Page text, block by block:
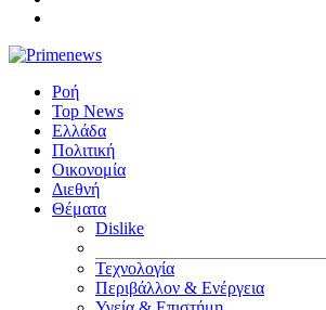
Ροή
Top News
Ελλάδα
Πολιτική
Οικονομία
Διεθνή
Θέματα
Dislike
Τεχνολογία
Περιβάλλον & Ενέργεια